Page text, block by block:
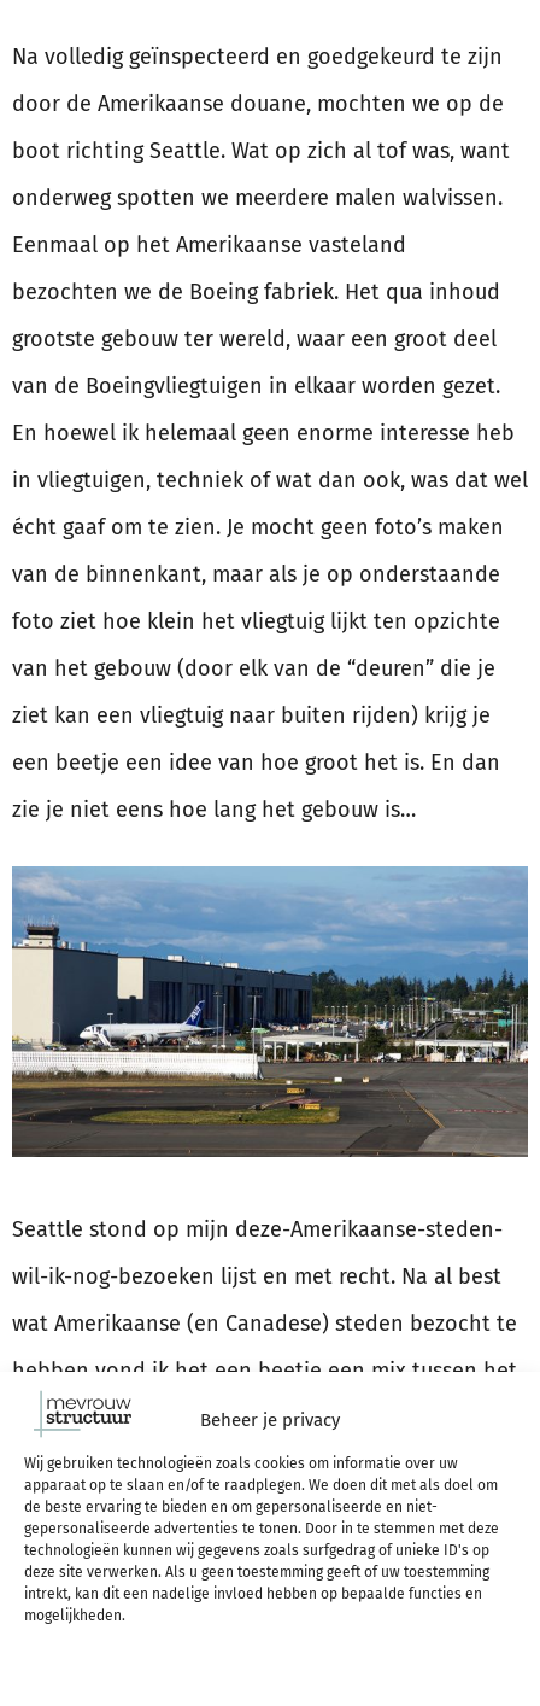
Beheer je privacy
Wij gebruiken technologieën zoals cookies om informatie over uw
apparaat op te slaan en/of te raadplegen. We doen dit met als doel om
de beste ervaring te bieden en om gepersonaliseerde en niet-
gepersonaliseerde advertenties te tonen. Door in te stemmen met deze
technologieën kunnen wij gegevens zoals surfgedrag of unieke ID's op
deze site verwerken. Als u geen toestemming geeft of uw toestemming
intrekt, kan dit een nadelige invloed hebben op bepaalde functies en
mogelijkheden.
Na volledig geïnspecteerd en goedgekeurd te zijn
door de Amerikaanse douane, mochten we op de
boot richting Seattle. Wat op zich al tof was, want
onderweg spotten we meerdere malen walvissen.
Eenmaal op het Amerikaanse vasteland
bezochten we de Boeing fabriek. Het qua inhoud
grootste gebouw ter wereld, waar een groot deel
van de Boeingvliegtuigen in elkaar worden gezet.
En hoewel ik helemaal geen enorme interesse heb
in vliegtuigen, techniek of wat dan ook, was dat wel
écht gaaf om te zien. Je mocht geen foto’s maken
van de binnenkant, maar als je op onderstaande
foto ziet hoe klein het vliegtuig lijkt ten opzichte
van het gebouw (door elk van de “deuren” die je
ziet kan een vliegtuig naar buiten rijden) krijg je
een beetje een idee van hoe groot het is. En dan
zie je niet eens hoe lang het gebouw is…
Seattle stond op mijn deze-Amerikaanse-steden-
wil-ik-nog-bezoeken lijst en met recht. Na al best
wat Amerikaanse (en Canadese) steden bezocht te
hebben vond ik het een beetje een mix tussen het
gezellige, historierijke Boston en het moderne,
grootste maar toch ingetogen Toronto. Seattle
staat natuurlijk bekend om de Space Needle en dat
was te merken (toeristen en wachtrijen all day
every day), maar we scoorden ’s ochtends een